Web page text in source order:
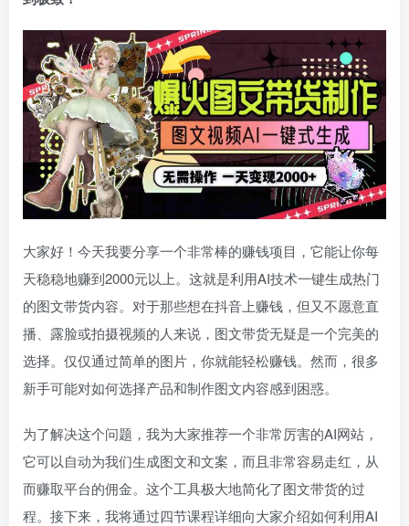
大家好！今天我要分享一个非常棒的赚钱项目，它能让你每
天稳稳地赚到2000元以上。这就是利用AI技术一键生成热门
的图文带货内容。对于那些想在抖音上赚钱，但又不愿意直
播、露脸或拍摄视频的人来说，图文带货无疑是一个完美的
选择。仅仅通过简单的图片，你就能轻松赚钱。然而，很多
新手可能对如何选择产品和制作图文内容感到困惑。
为了解决这个问题，我为大家推荐一个非常厉害的AI网站，
它可以自动为我们生成图文和文案，而且非常容易走红，从
而赚取平台的佣金。这个工具极大地简化了图文带货的过
程。接下来，我将通过四节课程详细向大家介绍如何利用AI